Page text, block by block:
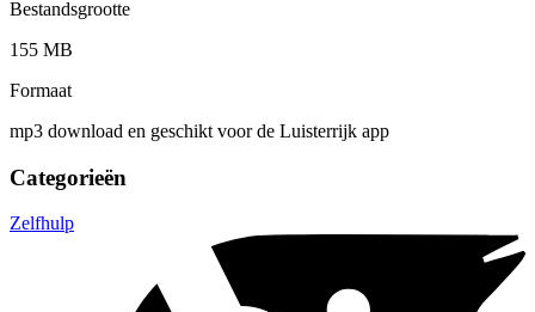
Bestandsgrootte
155 MB
Formaat
mp3 download en geschikt voor de Luisterrijk app
Categorieën
Zelfhulp